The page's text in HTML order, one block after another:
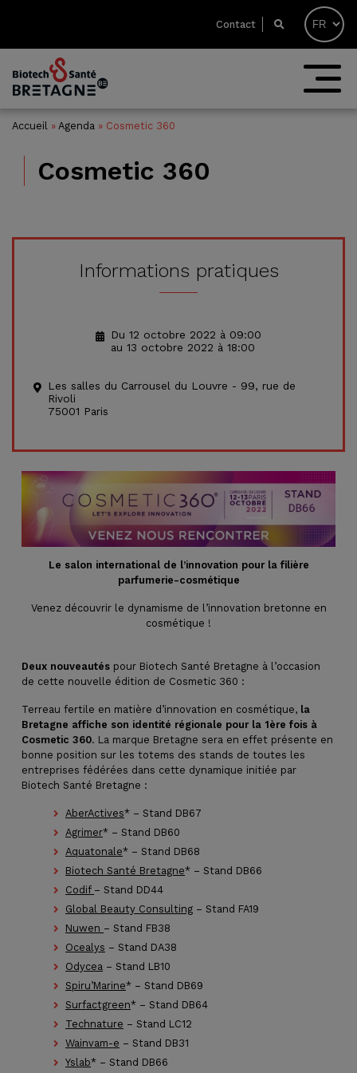
Contact
Accueil » Agenda » Cosmetic 360
Cosmetic 360
Le salon international de l’innovation pour la filière
parfumerie-cosmétique
Venez découvrir le dynamisme de l’innovation bretonne en
cosmétique !
Deux nouveautés pour Biotech Santé Bretagne à l’occasion
de cette nouvelle édition de Cosmetic 360 :
Terreau fertile en matière d’innovation en cosmétique, la
Bretagne affiche son identité régionale pour la 1ère fois à
Cosmetic 360. La marque Bretagne sera en effet présente en
bonne position sur les totems des stands de toutes les
entreprises fédérées dans cette dynamique initiée par
Biotech Santé Bretagne :
AberActives* – Stand DB67
Agrimer* – Stand DB60
Aquatonale* – Stand DB68
Biotech Santé Bretagne* – Stand DB66
Codif – Stand DD44
Global Beauty Consulting – Stand FA19
Nuwen – Stand FB38
Ocealys – Stand DA38
Odycea – Stand LB10
Spiru’Marine* – Stand DB69
Surfactgreen* – Stand DB64
Technature – Stand LC12
Wainvam-e – Stand DB31
Yslab* – Stand DB66
Informations pratiques
Du 12 octobre 2022 à 09:00
au 13 octobre 2022 à 18:00
Les salles du Carrousel du Louvre - 99, rue de
Rivoli
75001 Paris